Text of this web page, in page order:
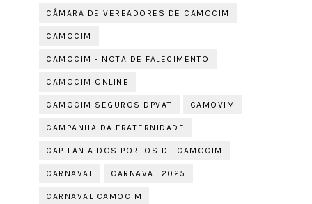
CÂMARA DE VEREADORES DE CAMOCIM
CAMOCIM
CAMOCIM - NOTA DE FALECIMENTO
CAMOCIM ONLINE
CAMOCIM SEGUROS DPVAT CAMOVIM
CAMPANHA DA FRATERNIDADE
CAPITANIA DOS PORTOS DE CAMOCIM
CARNAVAL CARNAVAL 2025
CARNAVAL CAMOCIM